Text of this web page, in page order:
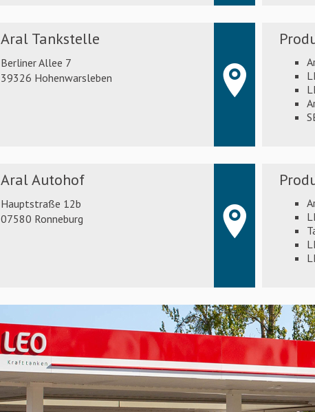
Aral Tankstelle
Berliner Allee 7
39326 Hohenwarsleben
Aral Autohof
Hauptstraße 12b
07580 Ronneburg